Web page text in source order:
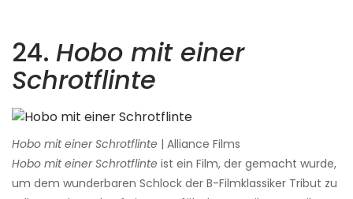
24. Hobo mit einer
Schrotflinte
Hobo mit einer Schrotflinte | Alliance Films
Hobo mit einer Schrotflinte ist ein Film, der gemacht wurde,
um dem wunderbaren Schlock der B-Filmklassiker Tribut zu